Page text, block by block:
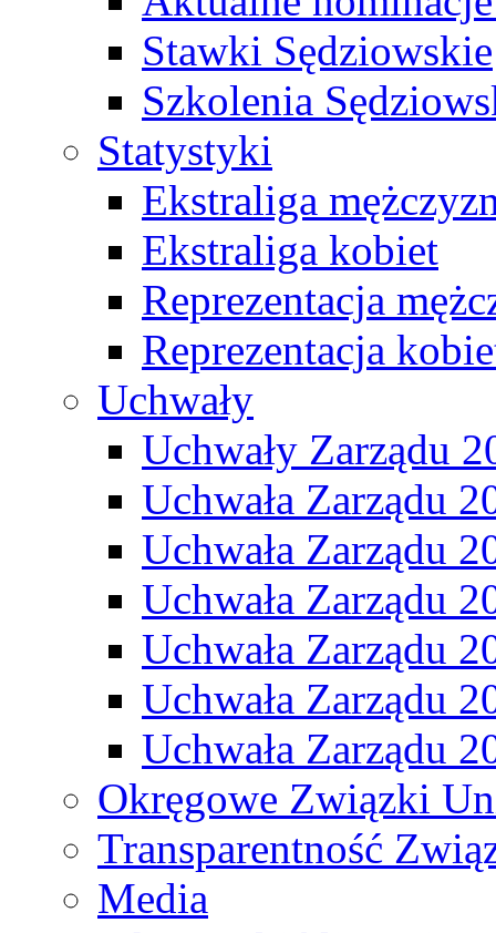
Stawki Sędziowskie
Szkolenia
Statystyki
Ekstraliga
Ekstraliga kobiet
Reprezentacja
Reprezentacja
Uchwały
Uchwały Zarządu
Uchwała Zarządu
Uchwała Zarządu
Uchwała Zarządu
Uchwała Zarządu
Uchwała Zarządu
Uchwała Zarządu
Okręgowe Związki
Transparentność
Media